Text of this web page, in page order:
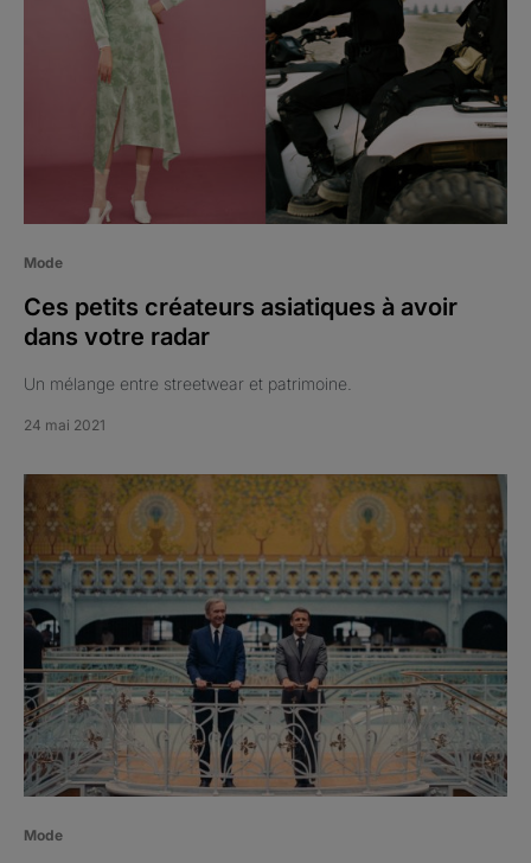
Mode
Ces petits créateurs asiatiques à avoir
dans votre radar
Un mélange entre streetwear et patrimoine.
24 mai 2021
Mode